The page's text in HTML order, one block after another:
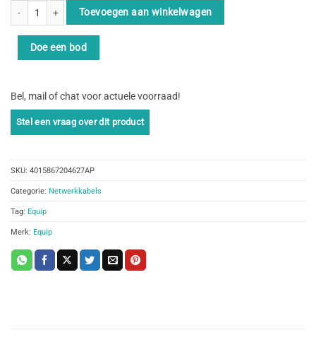
Equip 606407 netwerkkabel Groen 7,5 m Cat6a S/FTP (S-STP) aantal
Toevoegen aan winkelwagen
Doe een bod
Bel, mail of chat voor actuele voorraad!
SKU: 4015867204627AP
Categorie: Netwerkkabels
Tag: Equip
Merk: Equip